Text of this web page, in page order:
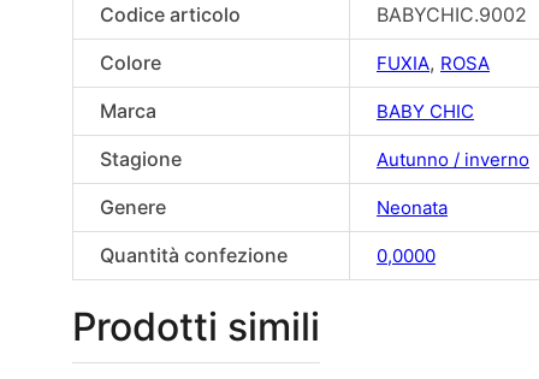
Codice articolo
BABYCHIC.9002
Colore
FUXIA, ROSA
Marca BABY CHIC
Stagione Autunno / inverno
Genere Neonata
Quantità confezione 0,0000
Prodotti simili